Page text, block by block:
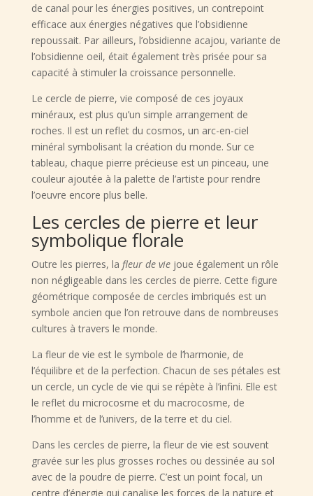
de canal pour les énergies positives, un contrepoint
efficace aux énergies négatives que l’obsidienne
repoussait. Par ailleurs, l’obsidienne acajou, variante de
l’obsidienne oeil, était également très prisée pour sa
capacité à stimuler la croissance personnelle.
Le cercle de pierre, vie composé de ces joyaux
minéraux, est plus qu’un simple arrangement de
roches. Il est un reflet du cosmos, un arc-en-ciel
minéral symbolisant la création du monde. Sur ce
tableau, chaque pierre précieuse est un pinceau, une
couleur ajoutée à la palette de l’artiste pour rendre
l’oeuvre encore plus belle.
Les cercles de pierre et leur
symbolique florale
Outre les pierres, la fleur de viejoue également un rôle
non négligeable dans les cercles de pierre. Cette figure
géométrique composée de cercles imbriqués est un
symbole ancien que l’on retrouve dans de nombreuses
cultures à travers le monde.
La fleur de vie est le symbole de l’harmonie, de
l’équilibre et de la perfection. Chacun de ses pétales est
un cercle, un cycle de vie qui se répète à l’infini. Elle est
le reflet du microcosme et du macrocosme, de
l’homme et de l’univers, de la terre et du ciel.
Dans les cercles de pierre, la fleur de vie est souvent
gravée sur les plus grosses roches ou dessinée au sol
avec de la poudre de pierre. C’est un point focal, un
centre d’énergie qui canalise les forces de la nature et